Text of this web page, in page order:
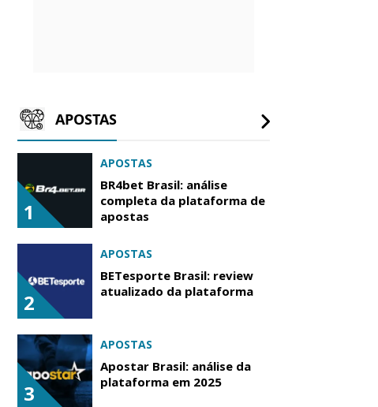
APOSTAS
1
APOSTAS
BR4bet Brasil: análise
completa da plataforma de
apostas
2
APOSTAS
BETesporte Brasil: review
atualizado da plataforma
3
APOSTAS
Apostar Brasil: análise da
plataforma em 2025